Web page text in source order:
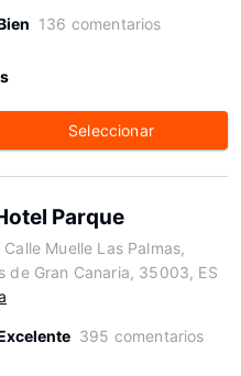
136 comentarios
Seleccionar
Parque
Muelle Las Palmas,
de Gran Canaria, 35003, ES
395 comentarios